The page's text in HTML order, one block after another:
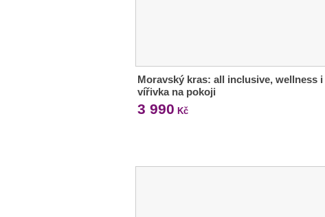
Moravský kras: all inclusive, wellness i
vířivka na pokoji
3 990 Kč